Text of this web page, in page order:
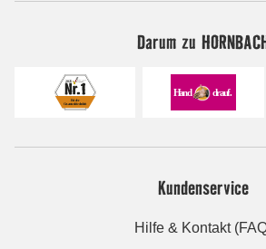
Darum zu
Kundenservice
Hilfe & Kontakt